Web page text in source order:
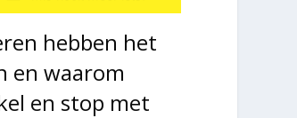
hebben het
en waarom
en stop met